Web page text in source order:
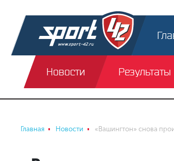
Новости Результаты
Главная Новости «Вашингтон» снова